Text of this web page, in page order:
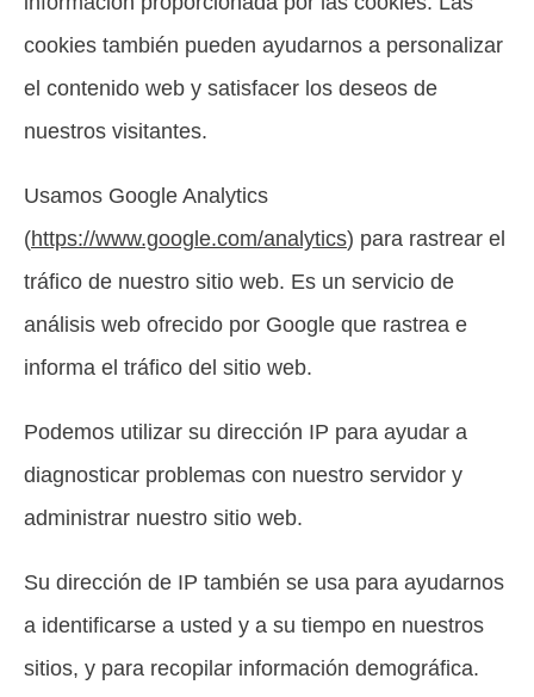
cookies también pueden ayudarnos a personalizar
el contenido web y satisfacer los deseos de
nuestros visitantes.
Usamos Google Analytics
(https://www.google.com/analytics) para rastrear el
tráfico de nuestro sitio web. Es un servicio de
análisis web ofrecido por Google que rastrea e
informa el tráfico del sitio web.
Podemos utilizar su dirección IP para ayudar a
diagnosticar problemas con nuestro servidor y
administrar nuestro sitio web.
Su dirección de IP también se usa para ayudarnos
a identificarse a usted y a su tiempo en nuestros
sitios, y para recopilar información demográfica.